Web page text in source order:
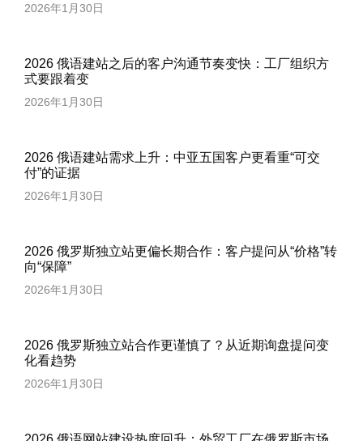
2026年1月30日
2026 俄语建站之后的客户沟通节奏变快：工厂组织方
式要跟着变
2026年1月30日
2026 俄语建站需求上升：中亚五国客户更看重“可交
付”的证据
2026年1月30日
2026 俄罗斯独立站更偏长期合作：客户提问从“价格”转
向“保障”
2026年1月30日
2026 俄罗斯独立站合作更谨慎了？从近期询盘提问变
化看趋势
2026年1月30日